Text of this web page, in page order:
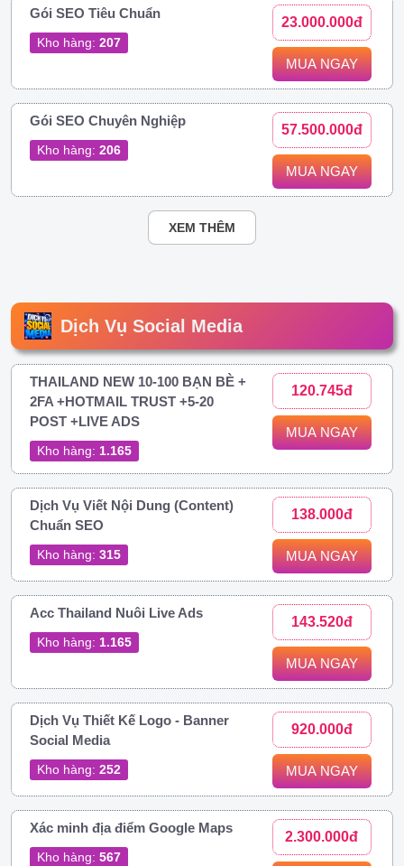
Gói SEO Tiêu Chuẩn
Kho hàng: 207
23.000.000đ
MUA NGAY
Gói SEO Chuyên Nghiệp
Kho hàng: 206
57.500.000đ
MUA NGAY
XEM THÊM
Dịch Vụ Social Media
THAILAND NEW 10-100 BẠN BÈ +
2FA +HOTMAIL TRUST +5-20
POST +LIVE ADS
Kho hàng: 1.165
120.745đ
MUA NGAY
Dịch Vụ Viết Nội Dung (Content)
Chuẩn SEO
Kho hàng: 315
138.000đ
MUA NGAY
Acc Thailand Nuôi Live Ads
Kho hàng: 1.165
143.520đ
MUA NGAY
Dịch Vụ Thiết Kế Logo - Banner
Social Media
Kho hàng: 252
920.000đ
MUA NGAY
Xác minh địa điểm Google Maps
Kho hàng: 567
2.300.000đ